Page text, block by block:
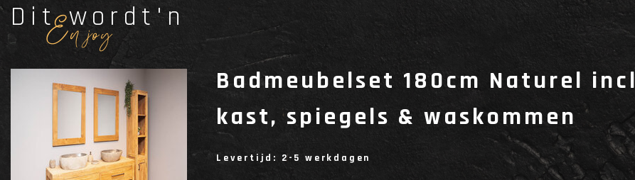
Dit wordt'n
Enjoy
Badmeubelset 180cm Naturel incl
kast, spiegels & waskommen
Levertijd: 2-5 werkdagen